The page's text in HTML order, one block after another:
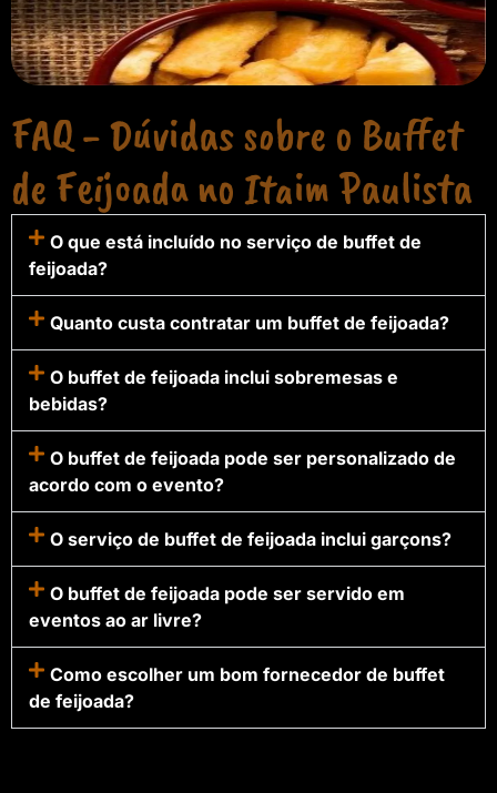
FAQ - Dúvidas sobre o Buffet
de Feijoada no Itaim Paulista
O que está incluído no serviço de buffet de
feijoada?
Quanto custa contratar um buffet de feijoada?
O buffet de feijoada inclui sobremesas e
bebidas?
O buffet de feijoada pode ser personalizado de
acordo com o evento?
O serviço de buffet de feijoada inclui garçons?
O buffet de feijoada pode ser servido em
eventos ao ar livre?
Como escolher um bom fornecedor de buffet
de feijoada?